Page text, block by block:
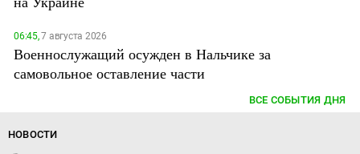
06:45,7 августа 2026
Военнослужащий осужден в Нальчике за
самовольное оставление части
ВСЕ СОБЫТИЯ ДНЯ
НОВОСТИ